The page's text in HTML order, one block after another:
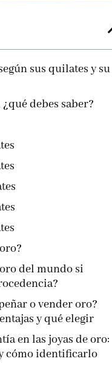
sus quilates y su
debes saber?
del mundo si
o vender oro?
y qué elegir
en las joyas de oro:
cómo identificarlo